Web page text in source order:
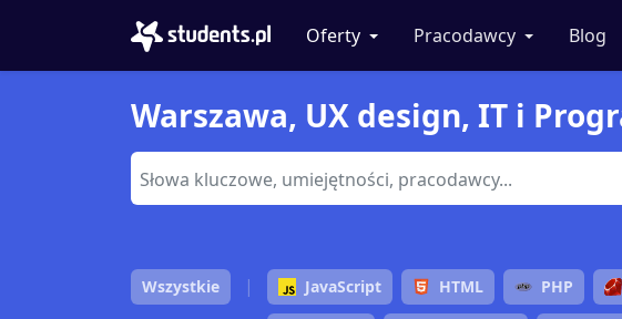
Oferty Pracodawcy Blog
Warszawa, UX design, IT i
Wszystkie JavaScript HTML PHP